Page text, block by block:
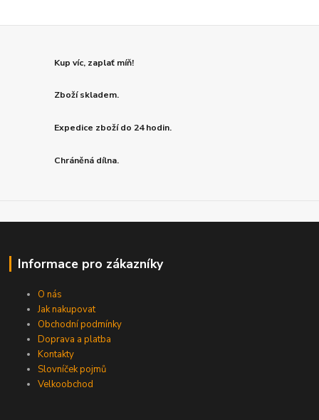
Kup víc, zaplať míň!
Zboží skladem.
Expedice zboží do 24 hodin.
Chráněná dílna.
Informace pro zákazníky
O nás
Jak nakupovat
Obchodní podmínky
Doprava a platba
Kontakty
Slovníček pojmů
Velkoobchod